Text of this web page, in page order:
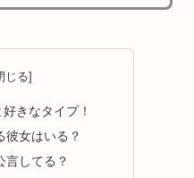
きなタイプ！
彼女はいる？
言してる？